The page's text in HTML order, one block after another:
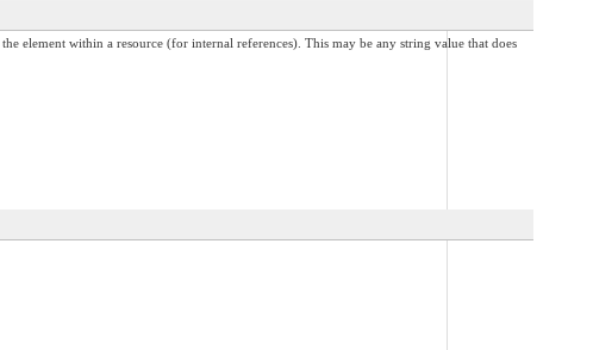
within a resource (for internal references). This may be any string value that does